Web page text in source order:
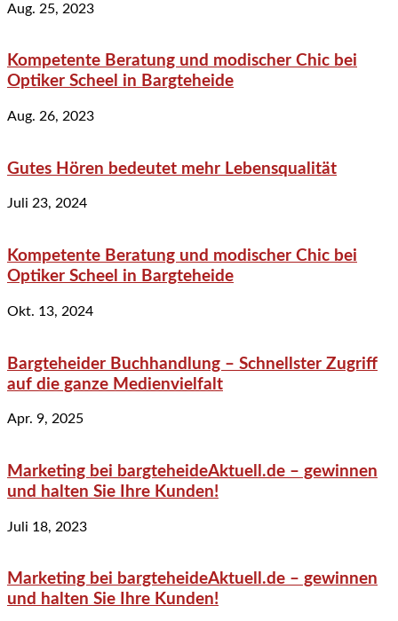
Aug. 25, 2023
Kompetente Beratung und modischer Chic bei
Optiker Scheel in Bargteheide
Aug. 26, 2023
Gutes Hören bedeutet mehr Lebensqualität
Juli 23, 2024
Kompetente Beratung und modischer Chic bei
Optiker Scheel in Bargteheide
Okt. 13, 2024
Bargteheider Buchhandlung – Schnellster Zugriff
auf die ganze Medienvielfalt
Apr. 9, 2025
Marketing bei bargteheideAktuell.de – gewinnen
und halten Sie Ihre Kunden!
Juli 18, 2023
Marketing bei bargteheideAktuell.de – gewinnen
und halten Sie Ihre Kunden!